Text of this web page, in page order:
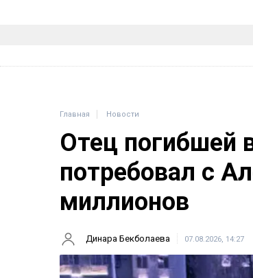
Главная Новости
Отец погибшей
потребовал с
миллионов
Динара Бекболаева 07.08.2026, 14:27